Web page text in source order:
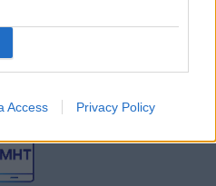
Access Privacy Policy